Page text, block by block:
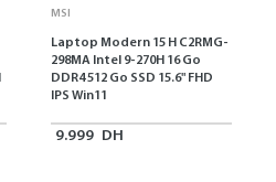
MSI
Laptop Modern 15 H C2RMG-
298MA Intel 9-270H 16 Go
DDR4 512 Go SSD 15.6" FHD
IPS Win11
9.999 DH